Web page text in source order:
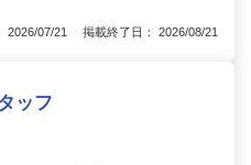
2026/07/21 掲載終了日： 2026/08/21
ッフ